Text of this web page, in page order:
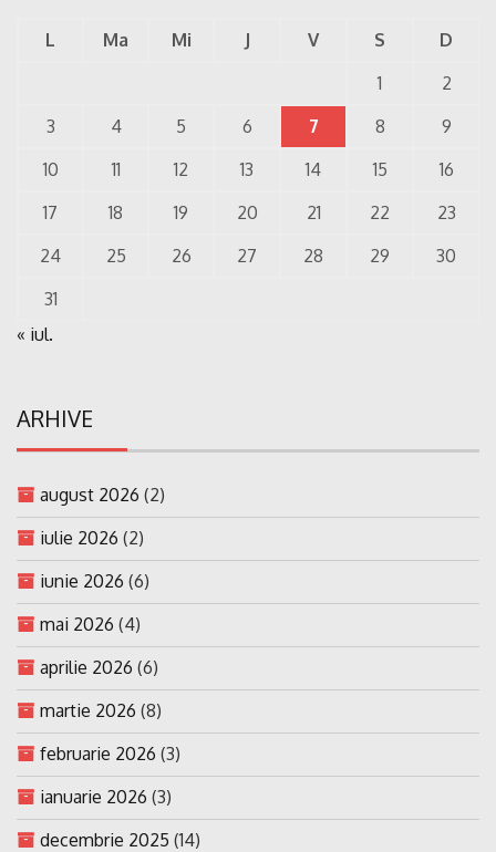
L Ma Mi J V S
D
1
2
3
4 5 6 7 8
9
10
11 12 13 14 15
16
17
18 19 20 21 22
23
24
25 26 27 28 29
30
31
« iul.
ARHIVE
august 2026 (2)
iulie 2026 (2)
iunie 2026 (6)
mai 2026 (4)
aprilie 2026 (6)
martie 2026 (8)
februarie 2026 (3)
ianuarie 2026 (3)
decembrie 2025 (14)